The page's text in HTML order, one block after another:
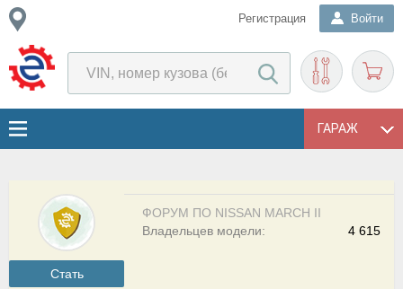
Регистрация Войти
ГАРАЖ
Cтать
ФОРУМ ПО NISSAN MARCH II
4 615
Владельцев модели: